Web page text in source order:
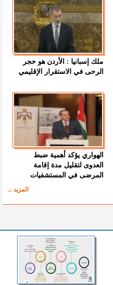
ملك إسبانيا : الأردن هو حجر
الرحى في الاستقرار الإقليمي
الهواري يؤكد أهمية ضبط
العدوى لتقليل مدة إقامة
المرضى في المستشفيات
المزيد ...